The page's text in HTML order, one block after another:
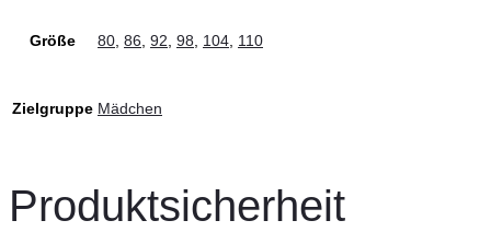
Größe 80, 86, 92, 98, 104, 110
Zielgruppe Mädchen
Produktsicherheit